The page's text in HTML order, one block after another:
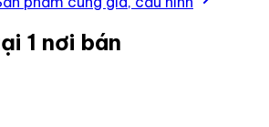
1 nơi bán